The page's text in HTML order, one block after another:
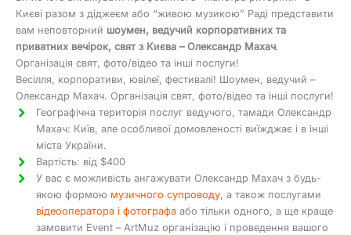
Києві разом з діджеєм або “живою музикою” Раді представити
вам неповторний шоумен, ведучий корпоративних та
приватних вечірок, свят з Києва – Олександр Махач.
Організація свят, фото/відео та інші послуги!
Весілля, корпоративи, ювілеї, фестивалі! Шоумен, ведучий –
Олександр Махач. Організація свят, фото/відео та інші послуги!
Географічна територія послуг ведучого, тамади Олександр
Махач: Київ, але особливої домовленості виїжджає і в інші
міста України.
Вартість: від $400
У вас є можливість ангажувати Олександр Махач з будь-
якою формою музичного супроводу, а також послугами
відеооператора і фотографаабо тільки одного, а ще краще
замовити Event – ArtMuz організацію і проведення вашого